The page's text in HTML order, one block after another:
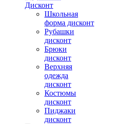
Дисконт
Школьная
форма дисконт
Рубашки
дисконт
Брюки
дисконт
Верхняя
одежда
дисконт
Костюмы
дисконт
Пиджаки
дисконт